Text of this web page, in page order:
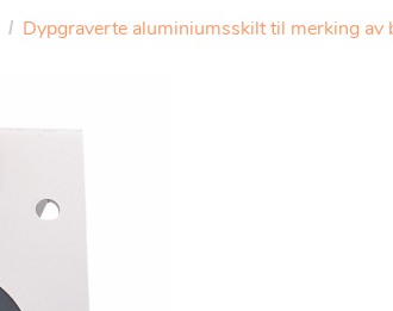
Dypgraverte aluminiumsskilt til merking av